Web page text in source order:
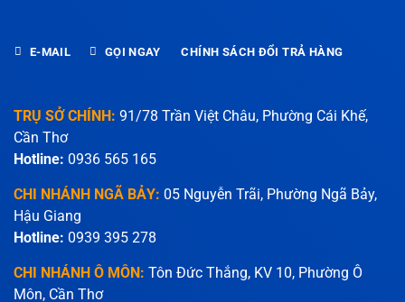
TRỤ SỞ CHÍNH: 91/78 Trần Việt Châu, Phường Cái Khế,
Cần Thơ
Hotline: 0936 565 165
CHI NHÁNH NGÃ BẢY: 05 Nguyễn Trãi, Phường Ngã Bảy,
Hậu Giang
Hotline: 0939 395 278
CHI NHÁNH Ô MÔN: Tôn Đức Thắng, KV 10, Phường Ô
Môn, Cần Thơ
E-MAIL GỌI NGAY CHÍNH SÁCH ĐỔI TRẢ HÀNG